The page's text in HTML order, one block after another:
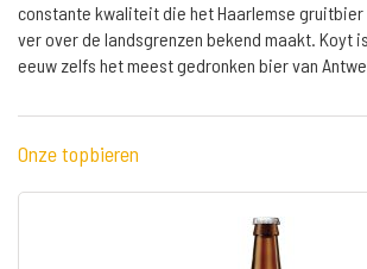
constante kwaliteit die het Haarlemse
ver over de landsgrenzen bekend maakt. Koyt
eeuw zelfs het meest gedronken bier van
Onze topbieren